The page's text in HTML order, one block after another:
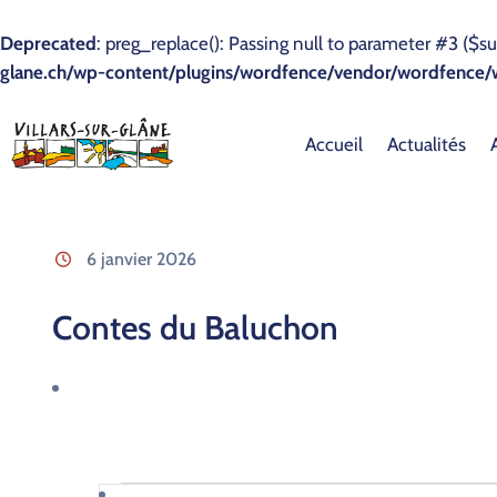
Deprecated: preg_replace(): Passing null to parameter #3
glane.ch/wp-content/plugins/wordfence/vendor/
Accueil Actualités
6 janvier 2026
Contes du Baluchon